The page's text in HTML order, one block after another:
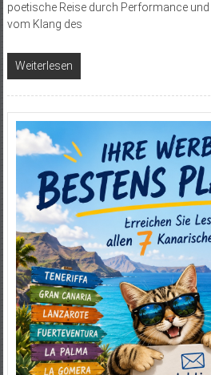
poetische Reise durch Performance
vom Klang des
Weiterlesen